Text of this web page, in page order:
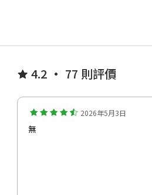
4.2 • 77 則評價
2026年5月3日
無